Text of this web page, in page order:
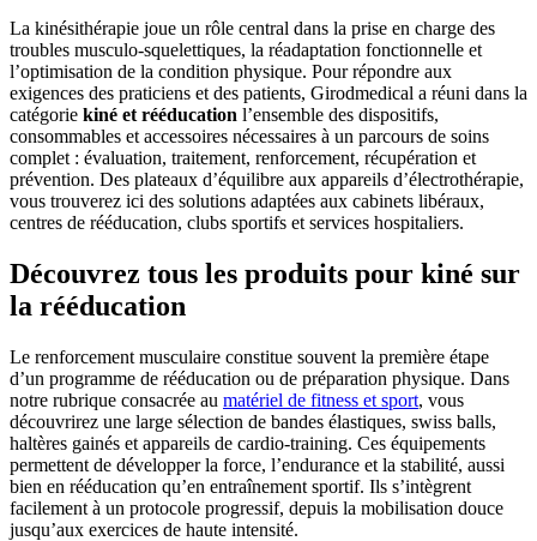
La kinésithérapie joue un rôle central dans la prise en charge des
troubles musculo-squelettiques, la réadaptation fonctionnelle et
l’optimisation de la condition physique. Pour répondre aux
exigences des praticiens et des patients, Girodmedical a réuni dans la
catégorie kiné et rééducation l’ensemble des dispositifs,
consommables et accessoires nécessaires à un parcours de soins
complet : évaluation, traitement, renforcement, récupération et
prévention. Des plateaux d’équilibre aux appareils d’électrothérapie,
vous trouverez ici des solutions adaptées aux cabinets libéraux,
centres de rééducation, clubs sportifs et services hospitaliers.
Découvrez tous les produits pour kiné sur
la rééducation
Le renforcement musculaire constitue souvent la première étape
d’un programme de rééducation ou de préparation physique. Dans
notre rubrique consacrée au matériel de fitness et sport, vous
découvrirez une large sélection de bandes élastiques, swiss balls,
haltères gainés et appareils de cardio-training. Ces équipements
permettent de développer la force, l’endurance et la stabilité, aussi
bien en rééducation qu’en entraînement sportif. Ils s’intègrent
facilement à un protocole progressif, depuis la mobilisation douce
jusqu’aux exercices de haute intensité.